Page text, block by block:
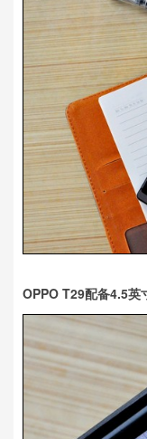
OPPO T29配备4.5英